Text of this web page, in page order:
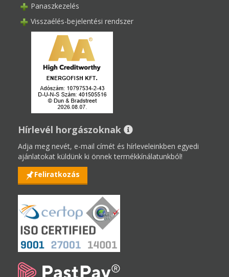
Panaszkezelés
Visszaélés-bejelentési rendszer
Hírlevél horgászoknak
Adja meg nevét, e-mail címét és hírleveleinkben egyedi
ajánlatokat küldünk ki önnek termékkínálatunkból!
Feliratkozás